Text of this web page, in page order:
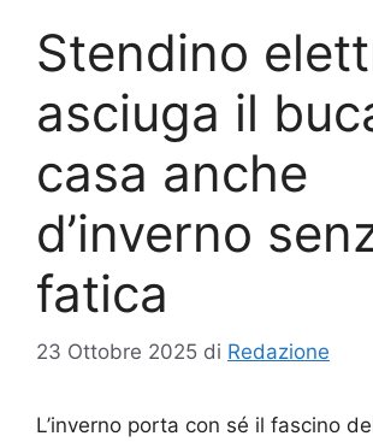
Stendino
asciuga il
casa anche
d’inverno
fatica
23 Ottobre 2025 di Redazione
L’inverno porta con sé il fascino